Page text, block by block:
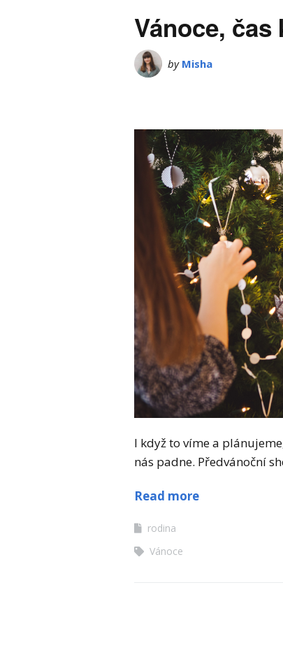
Vánoce,
by Misha
I když to víme a
nás padne. Předvánoční
Read more
rodina
Vánoce